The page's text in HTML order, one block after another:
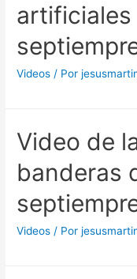
artificiales
Videos / Por
Video de
banderas
Videos / Por